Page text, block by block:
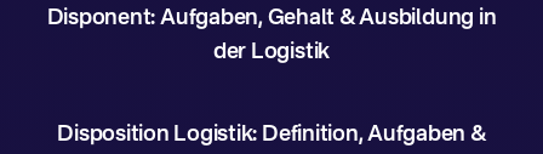
Disponent: Aufgaben, Gehalt & Ausbildung in
der Logistik
Disposition Logistik: Definition, Aufgaben &